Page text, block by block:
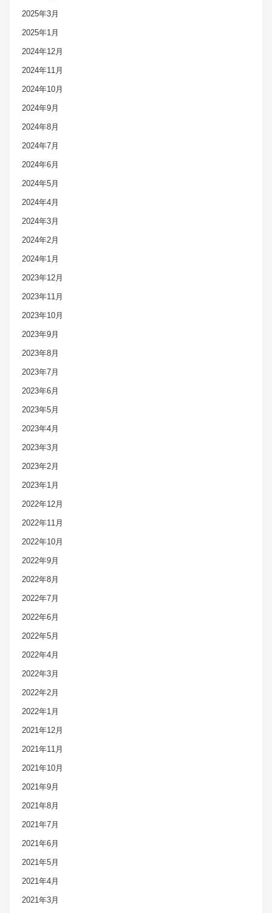
2025年3月
2025年1月
2024年12月
2024年11月
2024年10月
2024年9月
2024年8月
2024年7月
2024年6月
2024年5月
2024年4月
2024年3月
2024年2月
2024年1月
2023年12月
2023年11月
2023年10月
2023年9月
2023年8月
2023年7月
2023年6月
2023年5月
2023年4月
2023年3月
2023年2月
2023年1月
2022年12月
2022年11月
2022年10月
2022年9月
2022年8月
2022年7月
2022年6月
2022年5月
2022年4月
2022年3月
2022年2月
2022年1月
2021年12月
2021年11月
2021年10月
2021年9月
2021年8月
2021年7月
2021年6月
2021年5月
2021年4月
2021年3月